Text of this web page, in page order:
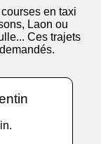
en taxi
Laon ou
Ces trajets